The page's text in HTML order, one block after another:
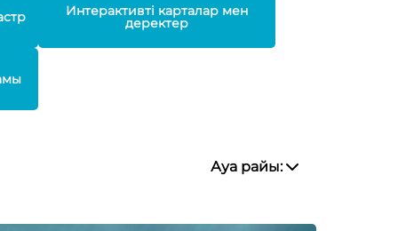
Интерактивті карталар мен
деректер
Ауа райы: